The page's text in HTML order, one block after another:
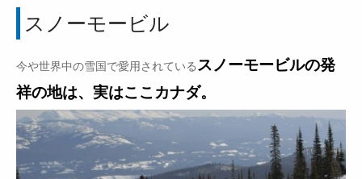
スノーモービル
今や世界中の雪国で愛用されている スノーモービルの発
祥の地は、実はここカナダ。